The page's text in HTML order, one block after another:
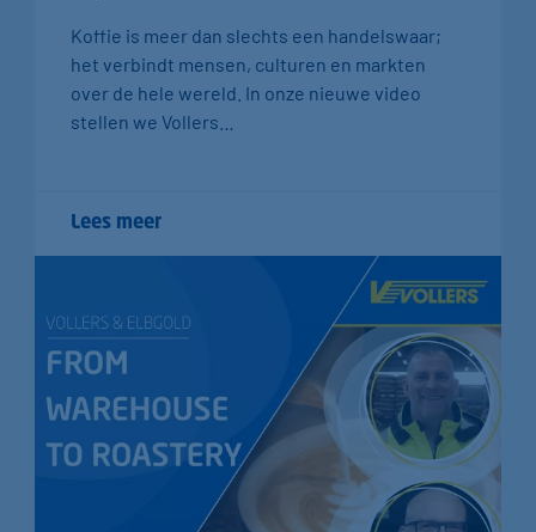
Koffie is meer dan slechts een handelswaar;
het verbindt mensen, culturen en markten
over de hele wereld. In onze nieuwe video
stellen we Vollers…
Lees meer